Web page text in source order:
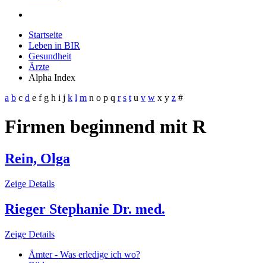
Startseite
Leben in BIR
Gesundheit
Ärzte
Alpha Index
a b c d e f g h i j k l m n o p q r s t u v w x y z #
Firmen beginnend mit R
Rein, Olga
Zeige Details
Rieger Stephanie Dr. med.
Zeige Details
Ämter - Was erledige ich wo?